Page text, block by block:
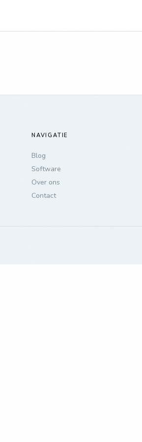
NAVIGATIE
Blog
Software
Over ons
Contact